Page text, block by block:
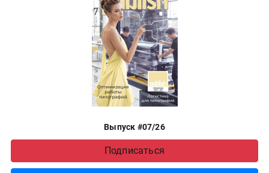
Выпуск #07/26
Подписаться